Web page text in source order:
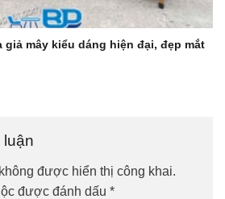
giả mây kiểu dáng hiện đại, đẹp mắt
được hiển thị công khai.
được đánh dấu *